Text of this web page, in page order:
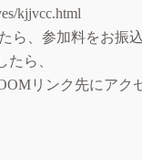
kjjvcc.html
ら、参加料をお振
ら、
リンク先にアク